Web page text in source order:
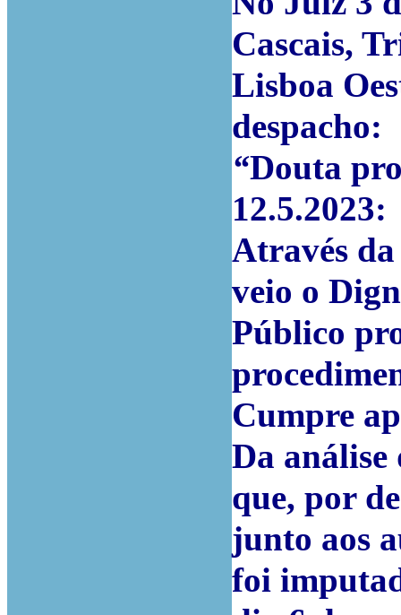
Cascais,
Lisboa
despacho:
“Douta
12.5.2023:
Através
veio o
Público
Cumpre
Da análise
que, por
junto aos
foi